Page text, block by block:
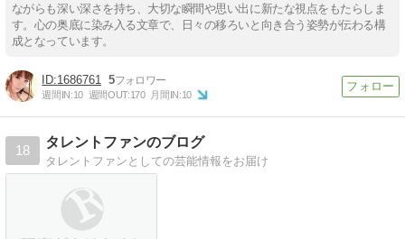
ながらも深い深さを持ち、大切な瞬間や思い出に新たな視点をもたらしま
す。心の奥底に染み入る文章で、日々の移ろいと向き合う姿勢が伝わる構
成となっています。
1686761 5
週間IN:10 週間OUT:170 月間IN:10
18
タレントファンのブログ
タレントファンとしての芸能情報をお届け